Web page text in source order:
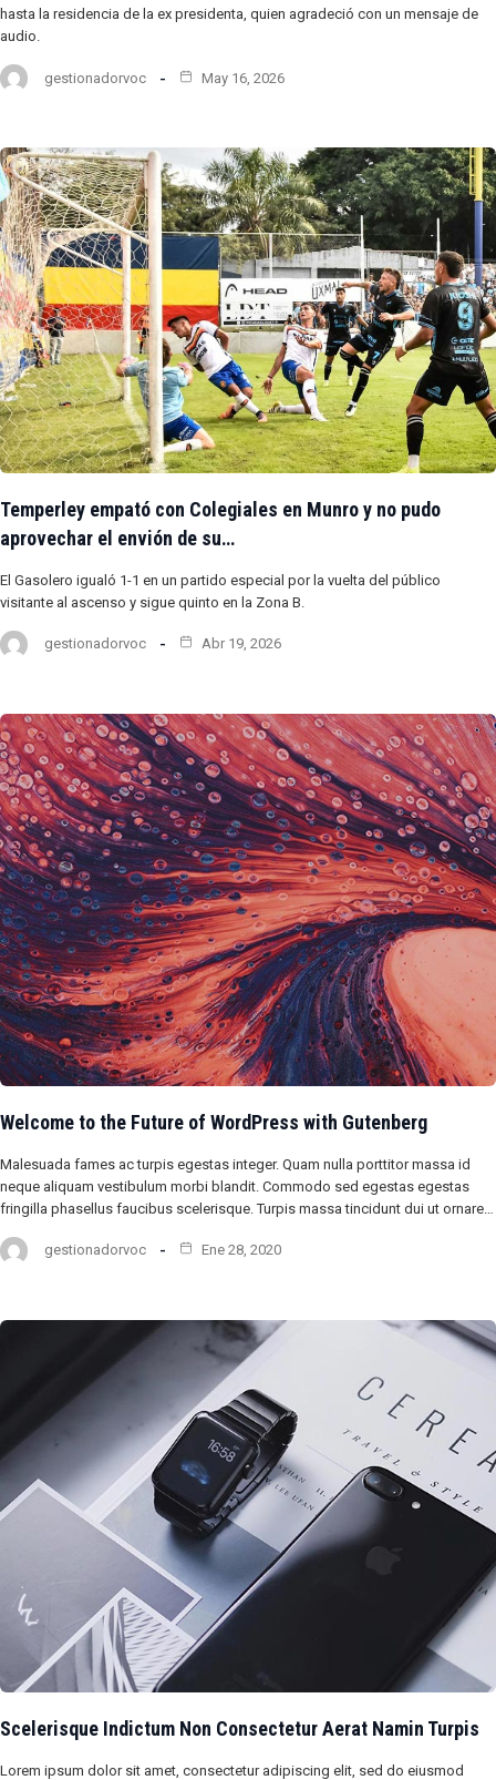
hasta la residencia de la ex presidenta, quien agradeció con un mensaje de
audio.
gestionadorvoc May 16, 2026
Temperley empató con Colegiales en Munro y no pudo
aprovechar el envión de su…
El Gasolero igualó 1-1 en un partido especial por la vuelta del público
visitante al ascenso y sigue quinto en la Zona B.
gestionadorvoc Abr 19, 2026
Welcome to the Future of WordPress with Gutenberg
Malesuada fames ac turpis egestas integer. Quam nulla porttitor massa id
neque aliquam vestibulum morbi blandit. Commodo sed egestas egestas
fringilla phasellus faucibus scelerisque. Turpis massa tincidunt dui ut ornare…
gestionadorvoc Ene 28, 2020
Scelerisque Indictum Non Consectetur Aerat Namin Turpis
Lorem ipsum dolor sit amet, consectetur adipiscing elit, sed do eiusmod